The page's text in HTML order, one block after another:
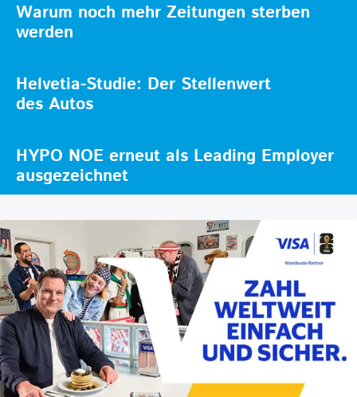
Warum noch mehr Zeitungen sterben
werden
Helvetia-Studie: Der Stellenwert
des Autos
HYPO NOE erneut als Leading Employer
ausgezeichnet